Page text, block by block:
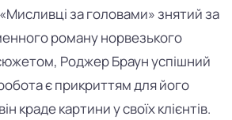
«Мисливці за головами» знятий за
роману норвезького
Роджер Браун успішний
є прикриттям для його
краде картини у своїх клієнтів.